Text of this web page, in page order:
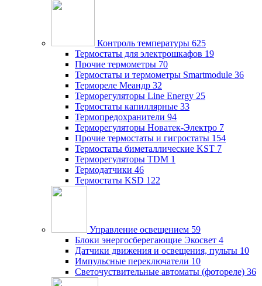
Контроль температуры 625
Термостаты для электрошкафов 19
Прочие термометры 70
Термостаты и термометры Smartmodule 36
Термореле Меандр 32
Терморегуляторы Line Energy 25
Термостаты капиллярные 33
Термопредохранители 94
Терморегуляторы Новатек-Электро 7
Прочие термостаты и гигростаты 154
Термостаты биметаллические KST 7
Терморегуляторы TDM 1
Термодатчики 46
Термостаты KSD 122
Управление освещением 59
Блоки энергосберегающие Экосвет 4
Датчики движения и освещения, пульты 10
Импульсные переключатели 10
Светочуствительные автоматы (фотореле) 36